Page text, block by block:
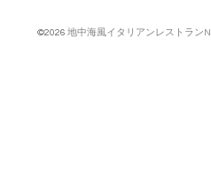
©2026 地中海風イタリアンレストラン